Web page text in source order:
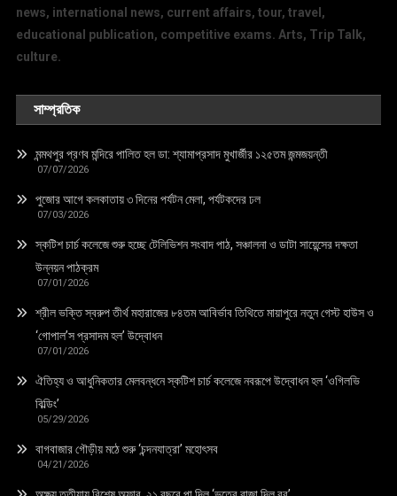
news, international news, current affairs, tour, travel,
educational publication, competitive exams. Arts, Trip Talk,
culture.
সাম্প্রতিক
মন্মথপুর প্রণব মন্দিরে পালিত হল ডা: শ্যামাপ্রসাদ মুখার্জীর ১২৫তম জন্মজয়ন্তী
07/07/2026
পুজোর আগে কলকাতায় ৩ দিনের পর্যটন মেলা, পর্যটকদের ঢল
07/03/2026
স্কটিশ চার্চ কলেজে শুরু হচ্ছে টেলিভিশন সংবাদ পাঠ, সঞ্চালনা ও ডাটা সায়েন্সের দক্ষতা
উন্নয়ন পাঠক্রম
07/01/2026
শ্রীল ভক্তি স্বরুপ তীর্থ মহারাজের ৮৪তম আবির্ভাব তিথিতে মায়াপুরে নতুন গেস্ট হাউস ও
‘গোপাল’স প্রসাদম হল’ উদ্বোধন
07/01/2026
ঐতিহ্য ও আধুনিকতার মেলবন্ধনে স্কটিশ চার্চ কলেজে নবরূপে উদ্বোধন হল ‘ওগিলভি
বিল্ডিং’
05/29/2026
বাগবাজার গৌড়ীয় মঠে শুরু ‘চন্দনযাত্রা’ মহোৎসব
04/21/2026